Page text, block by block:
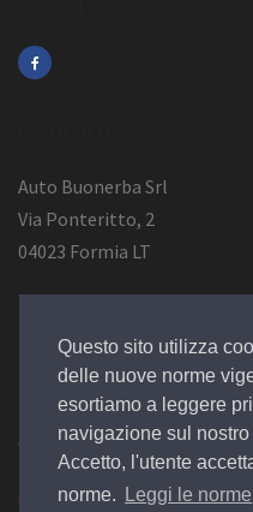
Questo sito utilizza
delle nuove norme
esortiamo a leggere
navigazione sul
Accetto, l'utente
norme.
Leggi le norme
Auto Buonerba Srl
Via Ponteritto, 2
04023 Formia LT
P.Iva 01473730594
© 2019 Design byEGSoft
Cookie|Privacy Law|Azienda